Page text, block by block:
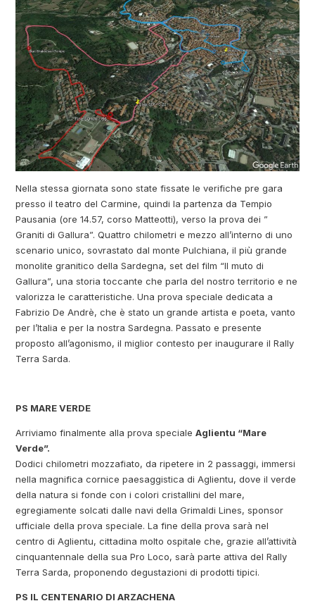
Nella stessa giornata sono state fissate le verifiche pre gara
presso il teatro del Carmine, quindi la partenza da Tempio
Pausania (ore 14.57, corso Matteotti), verso la prova dei ”
Graniti di Gallura”. Quattro chilometri e mezzo all’interno di uno
scenario unico, sovrastato dal monte Pulchiana, il più grande
monolite granitico della Sardegna, set del film “Il muto di
Gallura”, una storia toccante che parla del nostro territorio e ne
valorizza le caratteristiche. Una prova speciale dedicata a
Fabrizio De Andrè, che è stato un grande artista e poeta, vanto
per l’Italia e per la nostra Sardegna. Passato e presente
proposto all’agonismo, il miglior contesto per inaugurare il Rally
Terra Sarda.
PS MARE VERDE
Arriviamo finalmente alla prova specialeAglientu “Mare
Verde”.
Dodici chilometri mozzafiato, da ripetere in 2 passaggi, immersi
nella magnifica cornice paesaggistica di Aglientu, dove il verde
della natura si fonde con i colori cristallini del mare,
egregiamente solcati dalle navi della Grimaldi Lines, sponsor
ufficiale della prova speciale. La fine della prova sarà nel
centro di Aglientu, cittadina molto ospitale che, grazie all’attività
cinquantennale della sua Pro Loco, sarà parte attiva del Rally
Terra Sarda, proponendo degustazioni di prodotti tipici.
PS IL CENTENARIO DI ARZACHENA